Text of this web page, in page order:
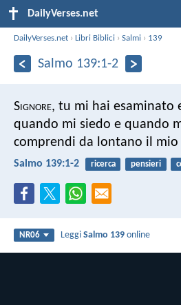
DailyVerses.net
DailyVerses.net ›Libri Biblici ›Salmi › 139
Salmo 139:1-2
Signore, tu mi hai esaminato
quando mi siedo e quando
comprendi da lontano il mio
Salmo 139:1-2 ricerca pensieri
NR06 LeggiSalmo 139 online